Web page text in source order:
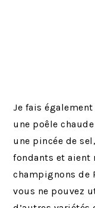
Je fais
une poêle
une pincée de
fondants et aient
champignons de
vous ne pouvez